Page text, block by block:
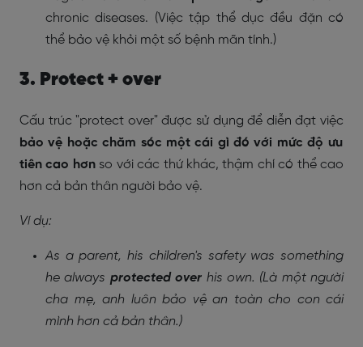
chronic diseases. (Việc tập thể dục đều đặn có
thể bảo vệ khỏi một số bệnh mãn tính.)
3. Protect + over
Cấu trúc "protect over" được sử dụng để diễn đạt việc
bảo vệ hoặc chăm sóc một cái gì đó với mức độ ưu
tiên cao hơnso với các thứ khác, thậm chí có thể cao
hơn cả bản thân người bảo vệ.
Ví dụ:
As a parent, his children's safety was something
he always protected over his own. (Là một người
cha mẹ, anh luôn bảo vệ an toàn cho con cái
mình hơn cả bản thân.)